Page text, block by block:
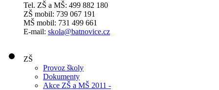
Tel. ZŠ a MŠ: 499 882 180
ZŠ mobil: 739 067 191
MŠ mobil: 731 499 661
E-mail: skola@batnovice.cz
ZŠ
Provoz školy
Dokumenty
Akce ZŠ a MŠ 2011 -